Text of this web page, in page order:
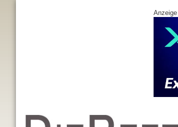
Anzeige
www.DieReferenz.de